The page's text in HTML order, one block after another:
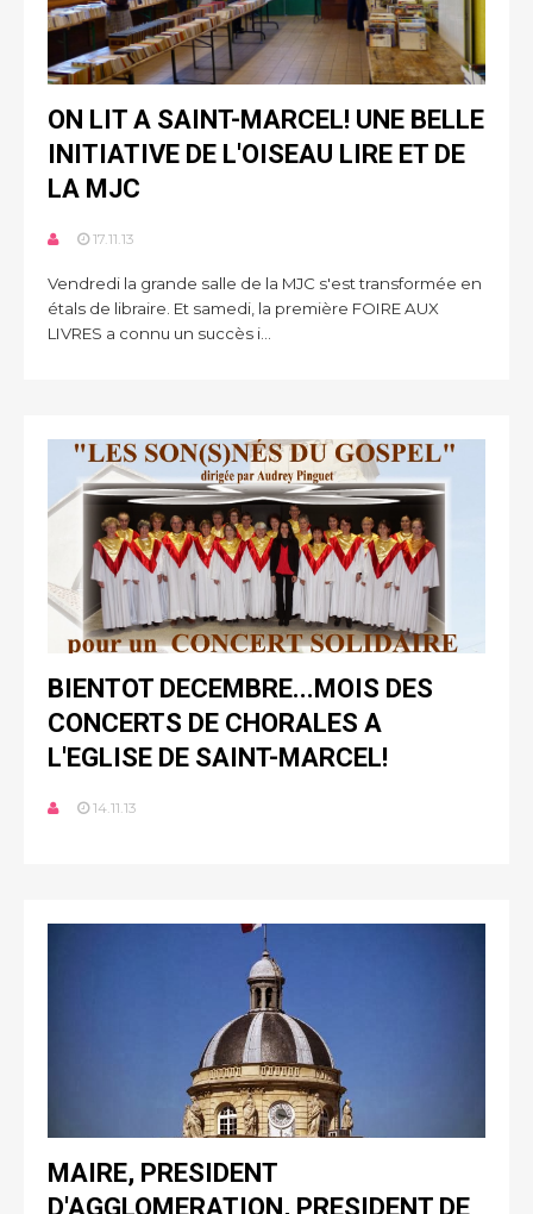
ON LIT A SAINT-MARCEL! UNE BELLE
INITIATIVE DE L'OISEAU LIRE ET DE
LA MJC
17.11.13
Vendredi la grande salle de la MJC s'est transformée en
étals de libraire. Et samedi, la première FOIRE AUX
LIVRES a connu un succès i...
BIENTOT DECEMBRE...MOIS DES
CONCERTS DE CHORALES A
L'EGLISE DE SAINT-MARCEL!
14.11.13
MAIRE, PRESIDENT
D'AGGLOMERATION, PRESIDENT DE